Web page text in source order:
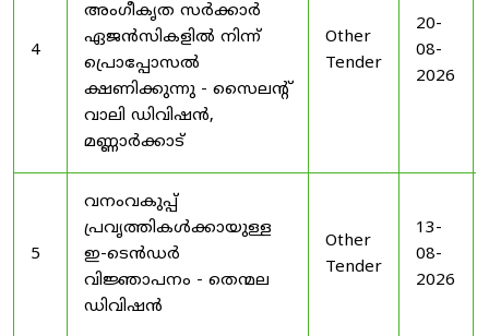
4
അംഗീകൃത സർക്കാർ
ഏജൻസികളിൽ നിന്ന്
പ്രൊപ്പോസൽ
ക്ഷണിക്കുന്നു - സൈലന്റ്
വാലി ഡിവിഷൻ,
മണ്ണാർക്കാട്
Other
Tender
20-
08-
2026
5
വനംവകുപ്പ്
പ്രവൃത്തികൾക്കായുള്ള
ഇ-ടെൻഡർ
വിജ്ഞാപനം - തെന്മല
ഡിവിഷൻ
Other
Tender
13-
08-
2026